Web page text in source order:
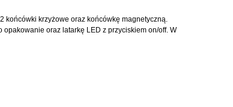
końcówki krzyżowe oraz końcówkę magnetyczną.
opakowanie oraz latarkę LED z przyciskiem on/off. W